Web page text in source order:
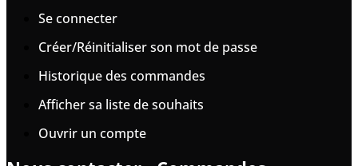
Se connecter
Créer/Réinitialiser son mot de passe
Historique des commandes
Afficher sa liste de souhaits
Ouvrir un compte